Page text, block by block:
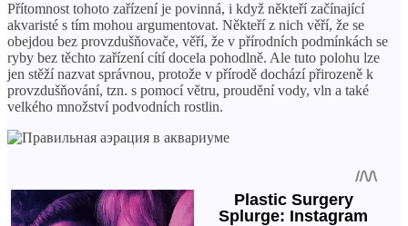
Přítomnost tohoto zařízení je povinná, i když někteří začínající
akvaristé s tím mohou argumentovat. Někteří z nich věří, že se
obejdou bez provzdušňovače, věří, že v přírodních podmínkách se
ryby bez těchto zařízení cítí docela pohodlně. Ale tuto polohu lze
jen stěží nazvat správnou, protože v přírodě dochází přirozeně k
provzdušňování, tzn. s pomocí větru, proudění vody, vln a také
velkého množství podvodních rostlin.